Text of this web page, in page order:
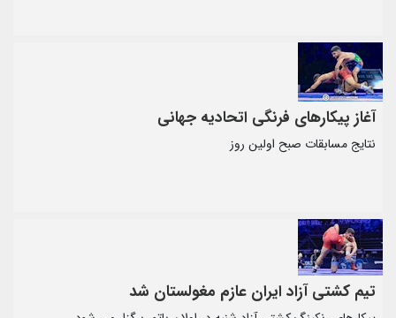
آغاز پیکارهای فرنگی اتحادیه جهانی
نتایج مسابقات صبح اولین روز
تیم کشتی آزاد ایران عازم مغولستان شد